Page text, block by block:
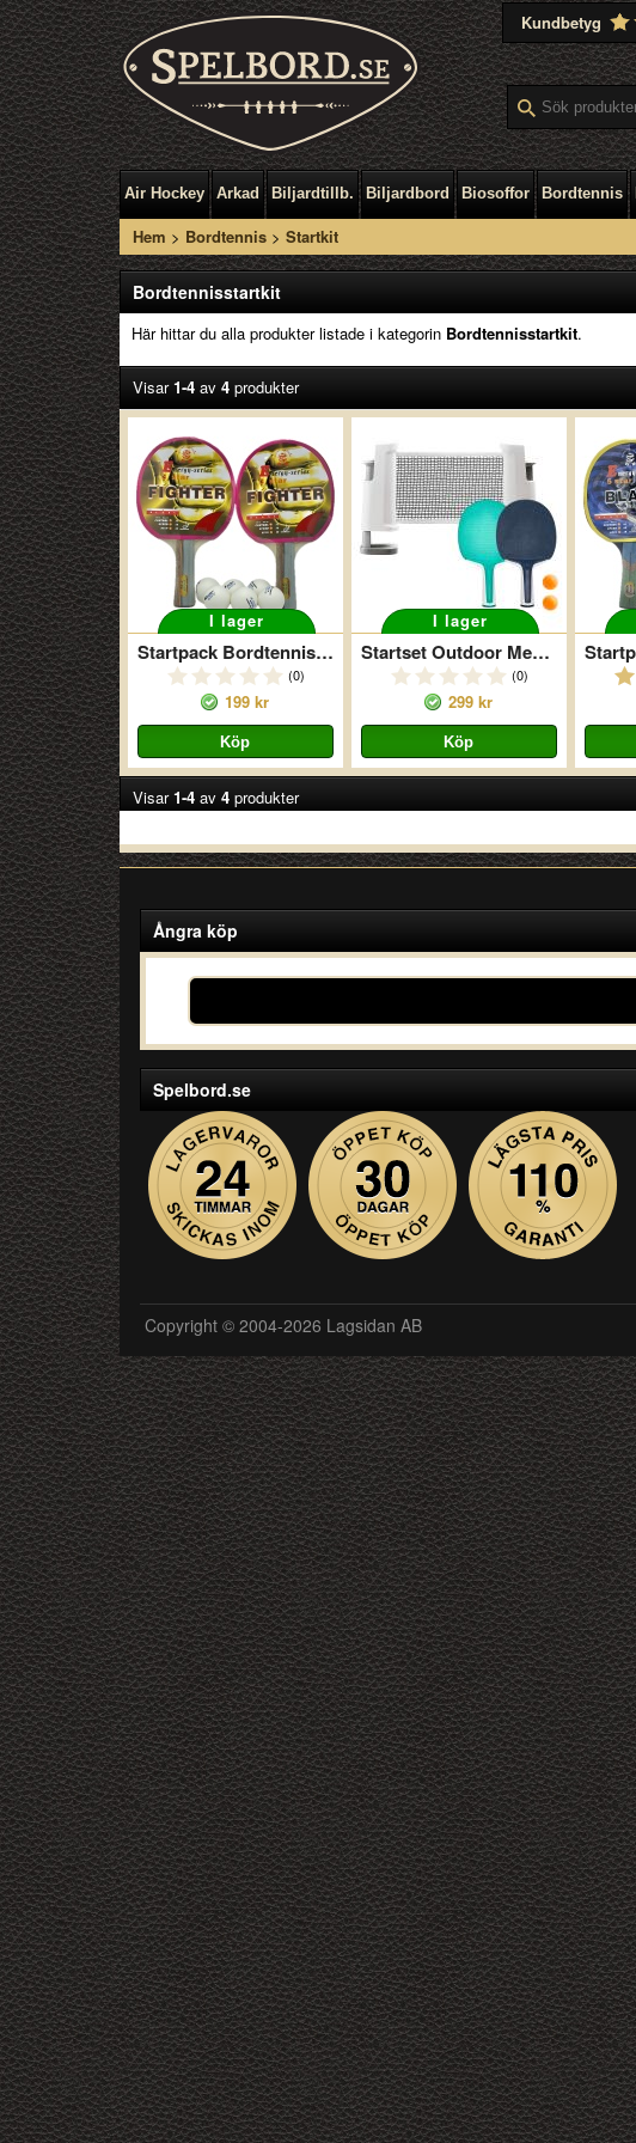
Kundbetyg
Air Hockey Arkad Biljardtillb. Biljardbord Biosoffor Bordtennis
Hem > Bordtennis> Startkit
Bordtennisstartkit
Här hittar du alla produkter listade i kategorin Bordtennisstartkit.
Visar1-4av 4produkter
I lager
Startpack Bordtennis - 2 Racketar + 6 Bollar
(0)
199 kr
I lager
Startset Outdoor Med Nät
(0)
299 kr
Visar1-4av 4produkter
Ångra köp
Spelbord.se
Copyright © 2004-2026 Lagsidan AB